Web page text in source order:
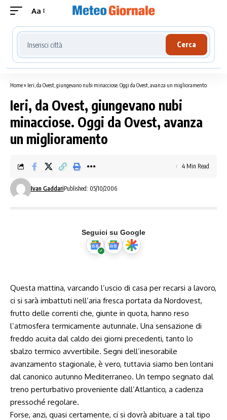
Aa
Cerca località meteo
Cerca
Home» Ieri, da Ovest, giungevano nubi minacciose. Oggi da Ovest, avanza un miglioramento
Ieri, da Ovest, giungevano nubi
minacciose. Oggi da Ovest, avanza
un miglioramento
Ivan GaddariPublished: 05/10/2006
4 Min Read
Seguici su Google
Questa mattina, varcando l’uscio di casa per recarsi a lavoro,
ci si sarà imbattuti nell’aria fresca portata da Nordovest,
frutto delle correnti che, giunte in quota, hanno reso
l’atmosfera termicamente autunnale. Una sensazione di
freddo acuita dal caldo dei giorni precedenti, tanto lo
sbalzo termico avvertibile. Segni dell’inesorabile
avanzamento stagionale, è vero, tuttavia siamo ben lontani
dal canonico autunno Mediterraneo. Un tempo segnato dal
treno perturbativo proveniente dall’Atlantico, a cadenza
pressoché regolare.
Forse, anzi, quasi certamente, ci si dovrà abituare a tal tipo